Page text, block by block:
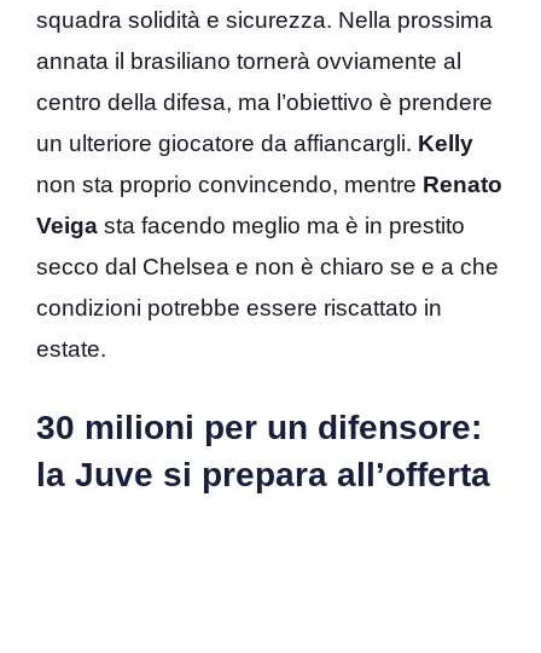
squadra solidità e sicurezza. Nella prossima
annata il brasiliano tornerà ovviamente al
centro della difesa, ma l’obiettivo è prendere
un ulteriore giocatore da affiancargli. Kelly
non sta proprio convincendo, mentre Renato
Veiga sta facendo meglio ma è in prestito
secco dal Chelsea e non è chiaro se e a che
condizioni potrebbe essere riscattato in
estate.
30 milioni per un difensore:
la Juve si prepara all’offerta